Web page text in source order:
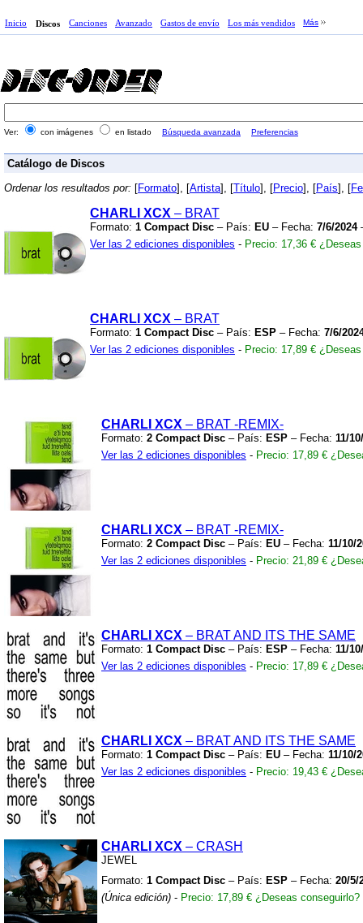
Inicio Discos Canciones Avanzado Gastos de envío Los más vendidos Más
Ver: con imágenes en listado Búsqueda avanzada Preferencias
Catálogo de Discos
Ordenar los resultados por: [Formato], [Artista], [Título], [Precio], [País], [
CHARLI XCX – BRAT
Formato: 1 Compact Disc – País: EU – Fecha: 7/6/2024
Ver las 2 ediciones disponibles - Precio: 17,36 €
CHARLI XCX – BRAT
Formato: 1 Compact Disc – País: ESP – Fecha: 7/6/
Ver las 2 ediciones disponibles - Precio: 17,89 €
CHARLI XCX – BRAT -REMIX-
Formato: 2 Compact Disc – País: ESP – Fecha: 11/
Ver las 2 ediciones disponibles - Precio: 17,89 €
CHARLI XCX – BRAT -REMIX-
Formato: 2 Compact Disc – País: EU – Fecha: 11/10/
Ver las 2 ediciones disponibles - Precio: 21,89 €
CHARLI XCX – BRAT AND ITS THE SAME
Formato: 1 Compact Disc – País: ESP – Fecha: 11/
Ver las 2 ediciones disponibles - Precio: 17,89 €
CHARLI XCX – BRAT AND ITS THE SAME
Formato: 1 Compact Disc – País: EU – Fecha: 11/10/
Ver las 2 ediciones disponibles - Precio: 19,43 €
CHARLI XCX – CRASH
JEWEL
Formato: 1 Compact Disc – País: ESP – Fecha: 20/5/
(Única edición) - Precio: 17,89 € ¿Deseas conseguirlo?